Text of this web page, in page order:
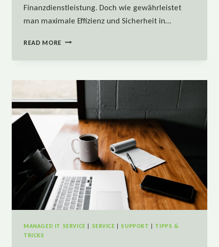
Finanzdienstleistung. Doch wie gewährleistet
man maximale Effizienz und Sicherheit in…
READ MORE EIN
SERVICE
MANAGED IT SERVICE SERVICE SUPPORT
TIPPS &
TRICKS